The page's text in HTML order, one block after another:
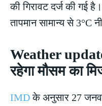
की गिरावट दर्ज की गई
तापमान सामान्य से 3°C
Weather
रहेगा मौसम का
IMDके अनुसार 27